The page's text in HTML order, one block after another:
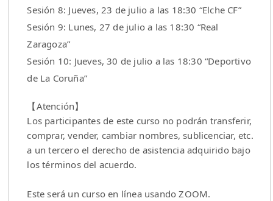
Sesión 8: Jueves, 23 de julio a las 18:30 “Elche CF”
Sesión 9: Lunes, 27 de julio a las 18:30 “Real
Zaragoza”
Sesión 10: Jueves, 30 de julio a las 18:30 “Deportivo
de La Coruña”
【Atención】
Los participantes de este curso no podrán transferir,
comprar, vender, cambiar nombres, sublicenciar, etc.
a un tercero el derecho de asistencia adquirido bajo
los términos del acuerdo.
Este será un curso en línea usando ZOOM.